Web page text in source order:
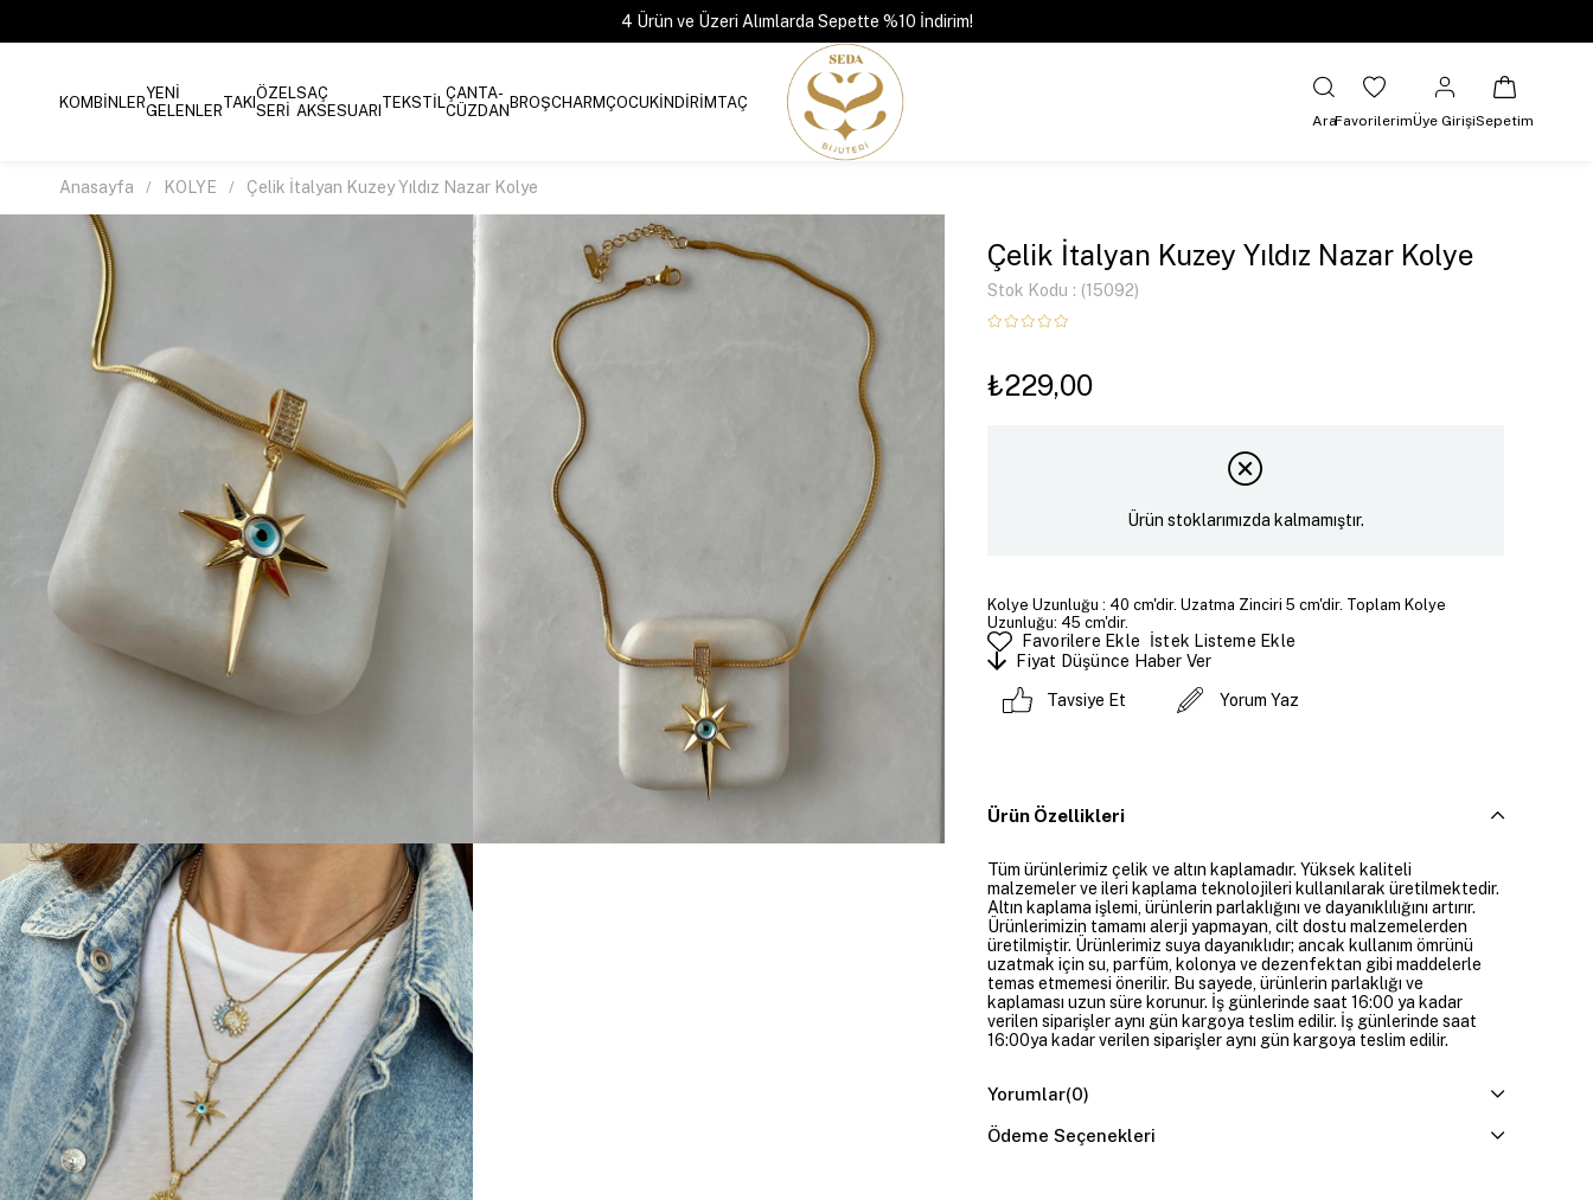
4 Ürün ve Üzeri Alımlarda Sepette %10 İndirim!
KOMBİNLERYENİ
GELENLERTAKIÖZEL
SERİ
SAÇ
AKSESUARI TEKSTİLÇANTA-
CÜZDANBROŞCHARMÇOCUKİNDİRİMTAÇ
AraFavorilerimÜye GirişiSepetim
Anasayfa KOLYE Çelik İtalyan Kuzey Yıldız Nazar Kolye
Çelik İtalyan Kuzey Yıldız Nazar Kolye
Stok Kodu (15092)
₺229,00
Ürün stoklarımızda kalmamıştır.
Kolye Uzunluğu : 40 cm'dir. Uzatma Zinciri 5 cm'dir. Toplam Kolye
Uzunluğu: 45 cm'dir.
Favorilere Ekle
İstek Listeme Ekle
Fiyat Düşünce Haber Ver
Tavsiye Et Yorum Yaz
Ürün Özellikleri
Tüm ürünlerimiz çelik ve altın kaplamadır. Yüksek kaliteli
malzemeler ve ileri kaplama teknolojileri kullanılarak üretilmektedir.
Altın kaplama işlemi, ürünlerin parlaklığını ve dayanıklılığını artırır.
Ürünlerimizin tamamı alerji yapmayan, cilt dostu malzemelerden
üretilmiştir. Ürünlerimiz suya dayanıklıdır; ancak kullanım ömrünü
uzatmak için su, parfüm, kolonya ve dezenfektan gibi maddelerle
temas etmemesi önerilir. Bu sayede, ürünlerin parlaklığı ve
kaplaması uzun süre korunur. İş günlerinde saat 16:00 ya kadar
verilen siparişler aynı gün kargoya teslim edilir. İş günlerinde saat
16:00ya kadar verilen siparişler aynı gün kargoya teslim edilir.
Yorumlar(0)
Ödeme Seçenekleri